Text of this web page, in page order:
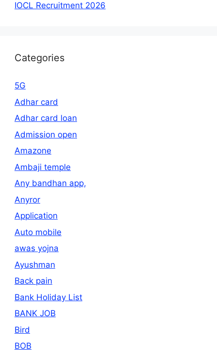
IOCL Recruitment 2026
Categories
5G
Adhar card
Adhar card loan
Admission open
Amazone
Ambaji temple
Any bandhan app,
Anyror
Application
Auto mobile
awas yojna
Ayushman
Back pain
Bank Holiday List
BANK JOB
Bird
BOB